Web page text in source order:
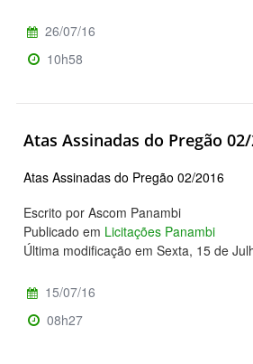
26/07/16
10h58
Atas Assinadas do Pregão
Atas Assinadas do Pregão 02/2016
Escrito por Ascom Panambi
Publicado em Licitações Panambi
Última modificação em Sexta, 15 de
15/07/16
08h27